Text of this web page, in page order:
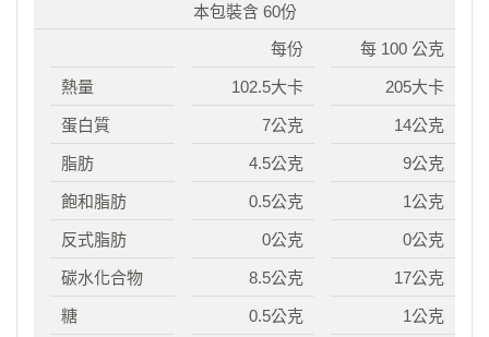
本包裝含 60份
熱量
蛋白質
脂肪
飽和脂肪
反式脂肪
碳水化合物
糖
每份
102.5大卡
7公克
4.5公克
0.5公克
0公克
8.5公克
0.5公克
每 100 公克
205大卡
14公克
9公克
1公克
0公克
17公克
1公克